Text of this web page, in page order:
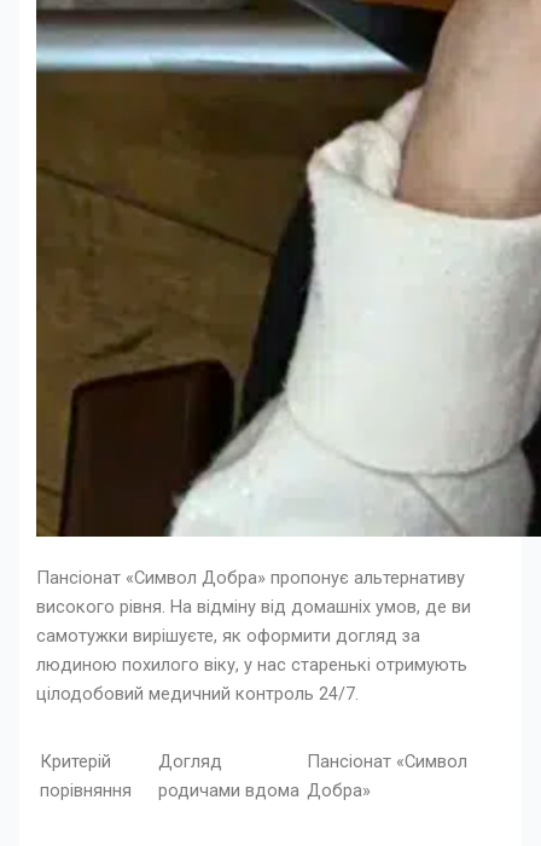
Пансіонат «Символ Добра» пропонує альтернативу
високого рівня. На відміну від домашніх умов, де ви
самотужки вирішуєте, як оформити догляд за
людиною похилого віку, у нас старенькі отримують
цілодобовий медичний контроль 24/7.
Критерій
порівняння
Догляд
родичами вдома
Пансіонат «Символ
Добра»